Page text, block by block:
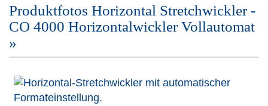
Produktfotos Horizontal Stretchwickler -
CO 4000 Horizontalwickler Vollautomat
»